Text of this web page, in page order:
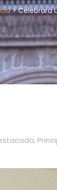
>Celebrará
,